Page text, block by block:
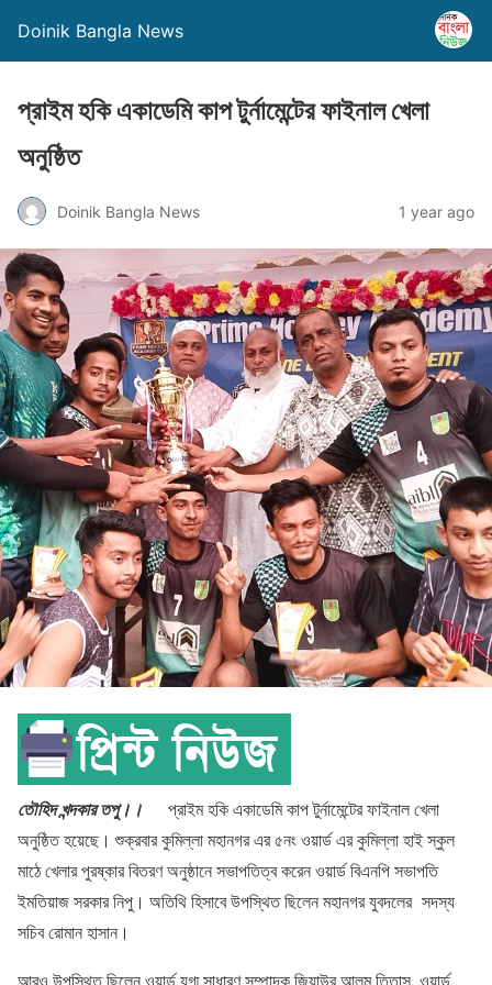
Doinik Bangla News
প্রাইম হকি একাডেমি কাপ টুর্নামেন্টের ফাইনাল খেলা
অনুষ্ঠিত
Doinik Bangla News 1 year ago
তৌহিদ খন্দকার তপু।। প্রাইম হকি একাডেমি কাপ টুর্নামেন্টের ফাইনাল খেলা
অনুষ্ঠিত হয়েছে। শুক্রবার কুমিল্লা মহানগর এর ৫নং ওয়ার্ড এর কুমিল্লা হাই স্কুল
মাঠে খেলার পুরষ্কার বিতরণ অনুষ্ঠানে সভাপতিত্ব করেন ওয়ার্ড বিএনপি সভাপতি
ইমতিয়াজ সরকার নিপু। অতিথি হিসাবে উপস্থিত ছিলেন মহানগর যুবদলের সদস্য
সচিব রোমান হাসান।
আরও উপস্থিত ছিলেন ওয়ার্ড যুগ্ম সাধারণ সম্পাদক জিয়াউর আলম তিতাস, ওয়ার্ড